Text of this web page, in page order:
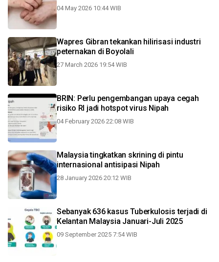
04 May 2026 10:44 WIB
Wapres Gibran tekankan hilirisasi industri
peternakan di Boyolali
27 March 2026 19:54 WIB
BRIN: Perlu pengembangan upaya cegah
risiko RI jadi hotspot virus Nipah
04 February 2026 22:08 WIB
Malaysia tingkatkan skrining di pintu
internasional antisipasi Nipah
28 January 2026 20:12 WIB
Sebanyak 636 kasus Tuberkulosis terjadi di
Kelantan Malaysia Januari-Juli 2025
09 September 2025 7:54 WIB